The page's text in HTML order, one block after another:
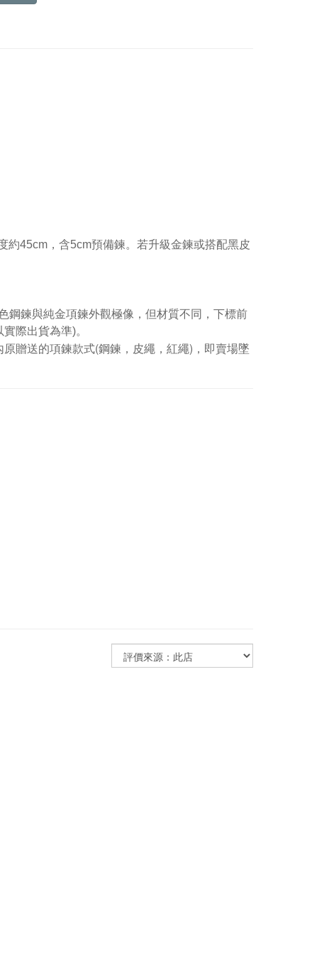
約45cm，含5cm預備鍊。若升級金鍊或搭配黑皮
鋼鍊與純金項鍊外觀極像，但材質不同，下標前
際出貨為準)。
贈送的項鍊款式(鋼鍊，皮繩，紅繩)，即賣場墜